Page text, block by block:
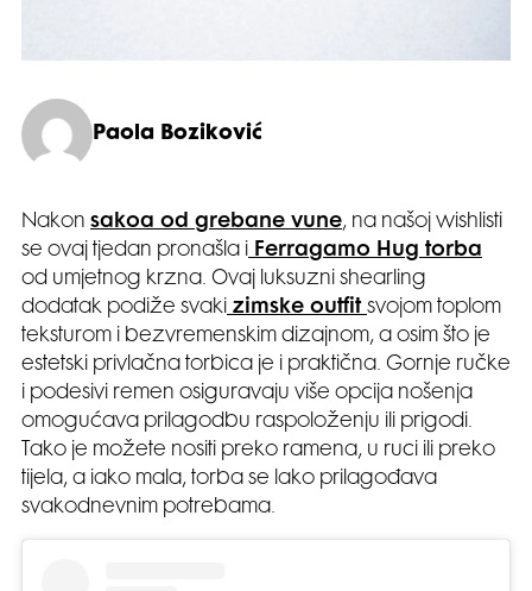
Paola Boziković
Nakon sakoa od grebane vune, na našoj wishlisti
se ovaj tjedan pronašla i
Ferragamo Hug torba
od umjetnog krzna. Ovaj luksuzni shearling
dodatak podiže svaki zimske outfit svojom toplom
teksturom i bezvremenskim dizajnom, a osim što je
estetski privlačna torbica je i praktična. Gornje ručke
i podesivi remen osiguravaju više opcija nošenja
omogućava prilagodbu raspoloženju ili prigodi.
Tako je možete nositi preko ramena, u ruci ili preko
tijela, a iako mala, torba se lako prilagođava
svakodnevnim potrebama.